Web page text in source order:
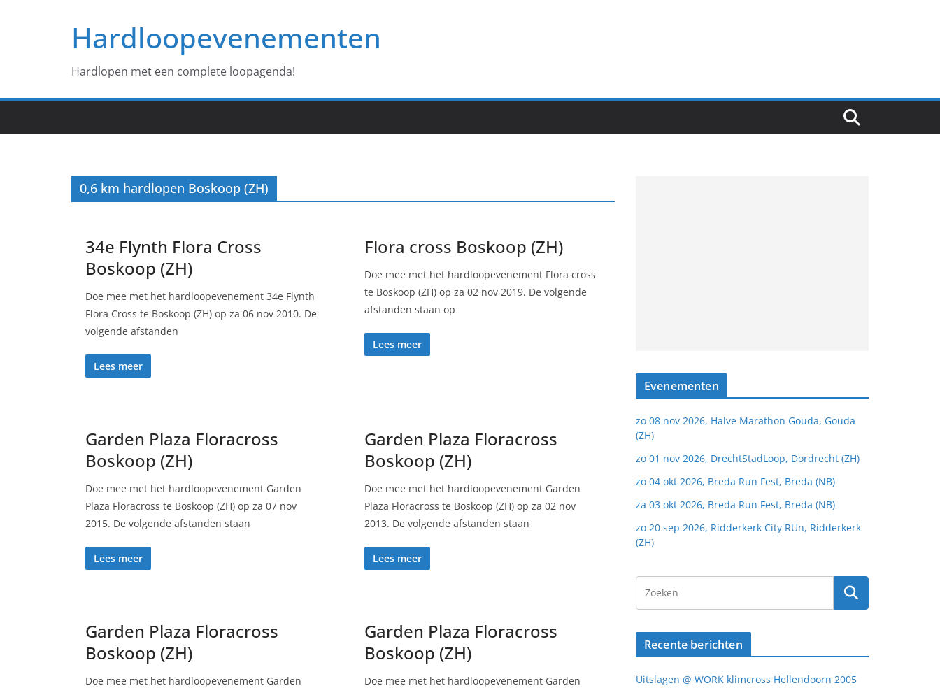
Hardloopevenementen
Hardlopen met een complete loopagenda!
0,6 km hardlopen Boskoop (ZH)
34e Flynth Flora Cross
Boskoop (ZH)
Doe mee met het hardloopevenement 34e Flynth
Flora Cross te Boskoop (ZH) op za 06 nov 2010. De
volgende afstanden
Lees meer
Flora cross Boskoop (ZH)
Doe mee met het hardloopevenement Flora cross
te Boskoop (ZH) op za 02 nov 2019. De volgende
afstanden staan op
Lees meer
Garden Plaza Floracross
Boskoop (ZH)
Doe mee met het hardloopevenement Garden
Plaza Floracross te Boskoop (ZH) op za 07 nov
2015. De volgende afstanden staan
Lees meer
Garden Plaza Floracross
Boskoop (ZH)
Doe mee met het hardloopevenement Garden
Plaza Floracross te Boskoop (ZH) op za 02 nov
2013. De volgende afstanden staan
Lees meer
Garden Plaza Floracross
Boskoop (ZH)
Doe mee met het hardloopevenement Garden
Garden Plaza Floracross
Boskoop (ZH)
Doe mee met het hardloopevenement Garden
Evenementen
zo 08 nov 2026, Halve Marathon Gouda, Gouda
(ZH)
zo 01 nov 2026, DrechtStadLoop, Dordrecht (ZH)
zo 04 okt 2026, Breda Run Fest, Breda (NB)
za 03 okt 2026, Breda Run Fest, Breda (NB)
zo 20 sep 2026, Ridderkerk City RUn, Ridderkerk
(ZH)
Recente berichten
Uitslagen @ WORK klimcross Hellendoorn 2005